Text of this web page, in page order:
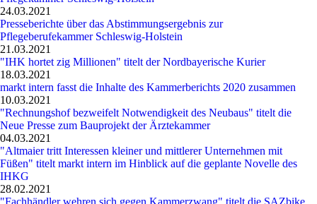
24.03.2021
Presseberichte über das Abstimmungsergebnis zur
Pflegeberufekammer Schleswig-Holstein
21.03.2021
"IHK hortet zig Millionen" titelt der Nordbayerische Kurier
18.03.2021
markt intern fasst die Inhalte des Kammerberichts 2020 zusammen
10.03.2021
"Rechnungshof bezweifelt Notwendigkeit des Neubaus" titelt die
Neue Presse zum Bauprojekt der Ärztekammer
04.03.2021
"Altmaier tritt Interessen kleiner und mittlerer Unternehmen mit
Füßen" titelt markt intern im Hinblick auf die geplante Novelle des
IHKG
28.02.2021